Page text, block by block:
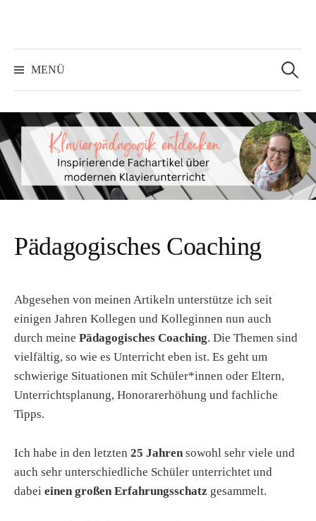
Inhalt
MENÜ
nach:
Pädagogisches Coaching
Abgesehen von meinen Artikeln unterstütze ich seit
einigen Jahren Kollegen und Kolleginnen nun auch
durch meine Pädagogisches Coaching. Die Themen sind
vielfältig, so wie es Unterricht eben ist. Es geht um
schwierige Situationen mit Schüler*innen oder Eltern,
Unterrichtsplanung, Honorarerhöhung und fachliche
Tipps.
Ich habe in den letzten 25 Jahren sowohl sehr viele und
auch sehr unterschiedliche Schüler unterrichtet und
dabei einen großen Erfahrungsschatz gesammelt.